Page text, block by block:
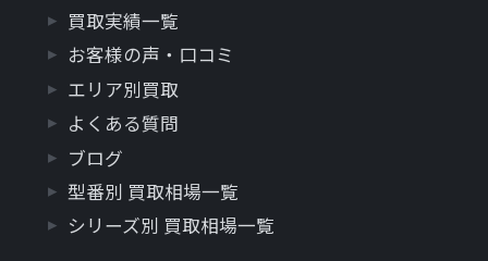
買取実績一覧
お客様の声・口コミ
エリア別買取
よくある質問
ブログ
型番別 買取相場一覧
シリーズ別 買取相場一覧